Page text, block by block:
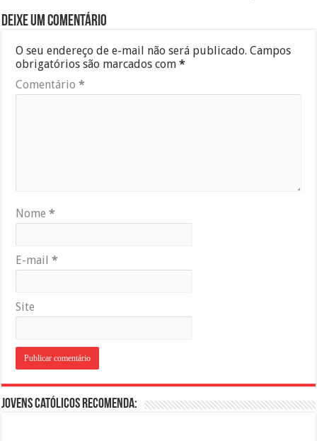
Deixe um comentário
O seu endereço de e-mail não será publicado. Campos
obrigatórios são marcados com*
Comentário*
Nome*
E-mail*
Site
Jovens Católicos Recomenda: